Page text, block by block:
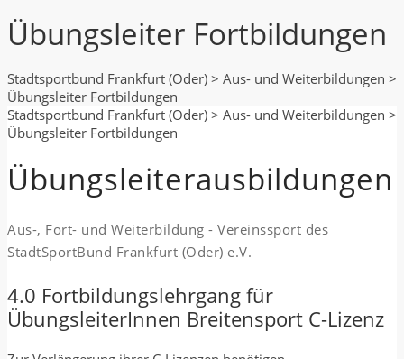
Übungsleiter Fortbildungen
Stadtsportbund Frankfurt (Oder) > Aus- und Weiterbildungen >
Übungsleiter Fortbildungen
Stadtsportbund Frankfurt (Oder) > Aus- und Weiterbildungen >
Übungsleiter Fortbildungen
Übungsleiterausbildungen
Aus-, Fort- und Weiterbildung - Vereinssport des
StadtSportBund Frankfurt (Oder) e.V.
4.0 Fortbildungslehrgang für
ÜbungsleiterInnen Breitensport C-Lizenz